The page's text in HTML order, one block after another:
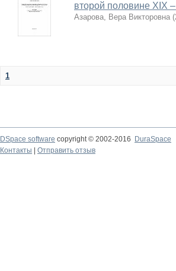
второй половине XIX
Азарова, Вера Викторовна (
1
DSpace software copyright © 2002-2016
DuraSpace
Контакты
Отправить отзыв